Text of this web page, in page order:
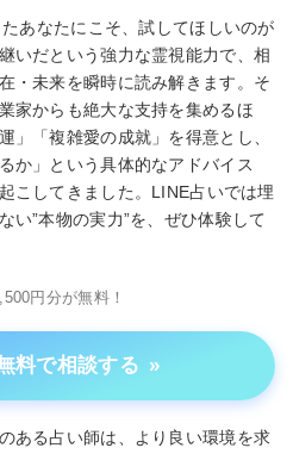
あなたにこそ、試してほしいのが
いだという強力な霊視能力で、相
・未来を瞬時に読み解きます。そ
家からも絶大な支持を集めるほ
」「複雑愛の成就」を得意とし、
か」という具体的なアドバイス
こしてきました。LINE占いでは埋
い”本物の実力”を、ぜひ体験して
料で相談する »
ある占い師は、より良い環境を求